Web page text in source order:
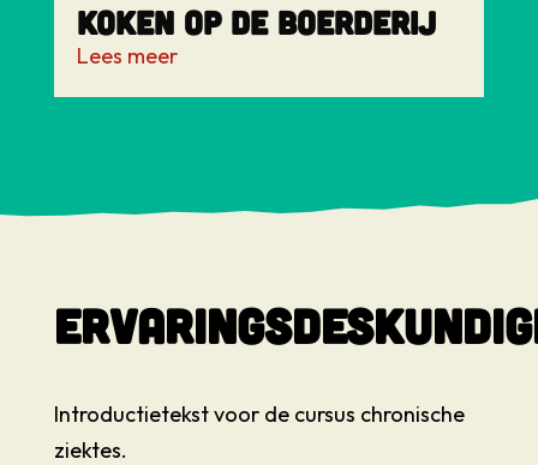
Koken op de boerderij
Lees meer
Introductietekst voor de cursus chronische
ziektes.